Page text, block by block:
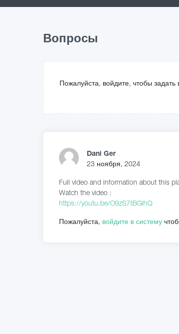
Вопросы
Пожалуйста, войдите, чтобы задать
Dani Ger
23 ноября, 2024
Full video and information about this
Watch the video :
https://youtu.be/O9zS7tBGlhQ
Пожалуйста, войдите в систему